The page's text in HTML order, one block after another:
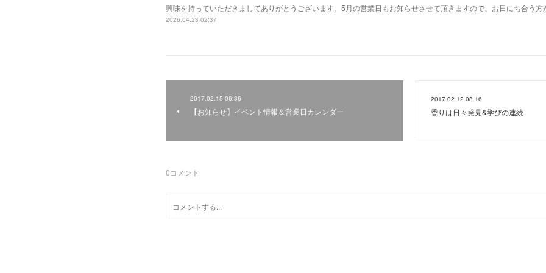
興味を持っていただきましてありがとうございます。5月の営業日もお知らせさせて頂きますので、お日にち合う
2026.04.23 02:37
2017.02.15 06:36
【お知らせ】イベント情報＆営業日カレンダー
2017.02.12 08:16
香りは日々発見&学びの連続
0コメント